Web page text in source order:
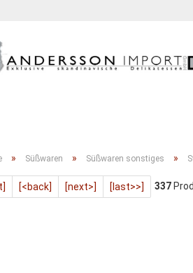
» Süßwaren » Süßwaren sonstiges »
[<back] [next>] [last>>] 337